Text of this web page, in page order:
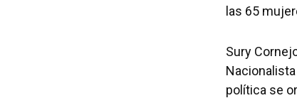
las 65
Sury
política se